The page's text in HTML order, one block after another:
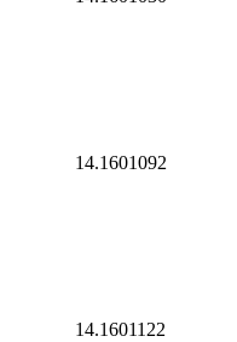
14.1601092
14.1601122